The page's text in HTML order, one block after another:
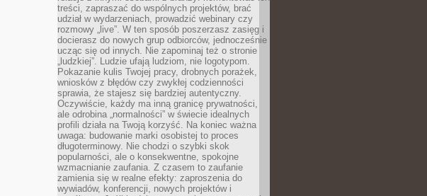
treści, zapraszać do wspólnych projektów, brać
udział w wydarzeniach, prowadzić webinary czy
rozmowy „live”. W ten sposób poszerzasz zasięg i
docierasz do nowych grup odbiorców, jednocześnie
ucząc się od innych. Nie zapominaj też o stronie
„ludzkiej”. Ludzie ufają ludziom, nie logotypom.
Pokazanie kulis Twojej pracy, drobnych porażek,
wniosków z błędów czy zwykłej codzienności
sprawia, że stajesz się bardziej autentyczny.
Oczywiście, każdy ma inną granicę prywatności,
ale odrobina „normalności” w świecie idealnych
profili działa na Twoją korzyść. Na koniec ważna
uwaga: budowanie marki osobistej to proces
długoterminowy. Nie chodzi o szybki skok
popularności, ale o konsekwentne, spokojne
wzmacnianie zaufania. Z czasem to zaufanie
zamienia się w realne efekty: zaproszenia do
wywiadów, konferencji, nowych projektów i